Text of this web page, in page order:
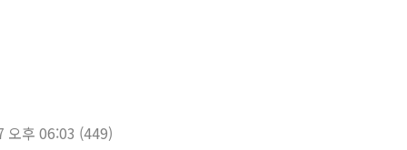
후 06:03 (449)